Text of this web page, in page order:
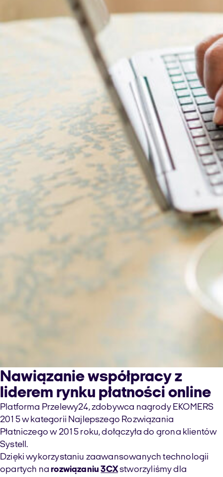
Nawiązanie współpracy z
liderem rynku płatności online
Platforma Przelewy24, zdobywca nagrody EKOMERS
2015 w kategorii Najlepszego Rozwiązania
Płatniczego w 2015 roku, dołączyła do grona klientów
Systell.
Dzięki wykorzystaniu zaawansowanych technologii
opartych narozwiązaniu3CXstworzyliśmy dla